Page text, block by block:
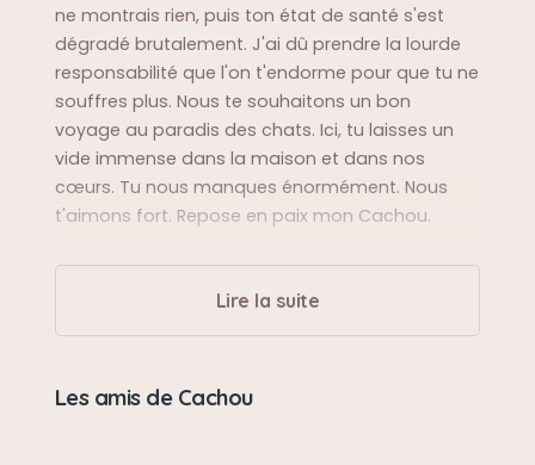
ne montrais rien, puis ton état de santé s'est
dégradé brutalement. J'ai dû prendre la lourde
responsabilité que l'on t'endorme pour que tu ne
souffres plus. Nous te souhaitons un bon
voyage au paradis des chats. Ici, tu laisses un
vide immense dans la maison et dans nos
cœurs. Tu nous manques énormément. Nous
t'aimons fort. Repose en paix mon Cachou.
Faire le tour du pâté de maisons et nous
Lire la suite
Les amis de Cachou